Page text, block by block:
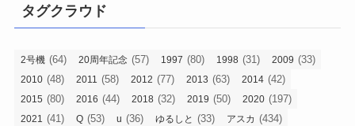
タグクラウド
2号機 (64) 20周年記念 (57) 1997 (80) 1998 (31) 2009 (33)
2010 (48) 2011 (58) 2012 (77) 2013 (63) 2014 (42)
2015 (80) 2016 (44) 2018 (32) 2019 (50) 2020 (197)
2021 (41) Q (53) u (36) ゆるしと (33) アスカ (434)